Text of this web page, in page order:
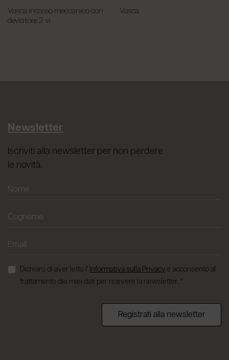
Vasca incasso meccanico con
deviatore 2 vi
Vasca
Newsletter
Iscriviti alla newsletter per non perdere
le novità.
Dichiaro di aver letto l' Informativa sulla Privacy e acconsento al
trattamento dei miei dati per ricevere la newsletter. *
Registrati alla newsletter